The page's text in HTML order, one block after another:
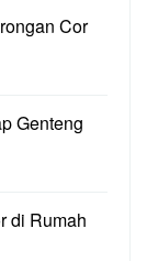
Cor
Genteng
di Rumah